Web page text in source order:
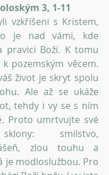
3, 1-11
vzkříšeni s Kristem,
je nad vámi, kde
pravici Boží. K tomu
pozemským věcem.
život je skryt spolu
Ale až se ukáže
tehdy i vy se s ním
Proto umrtvujte své
smilstvo,
zlou touhu a
je modloslužbou. Pro